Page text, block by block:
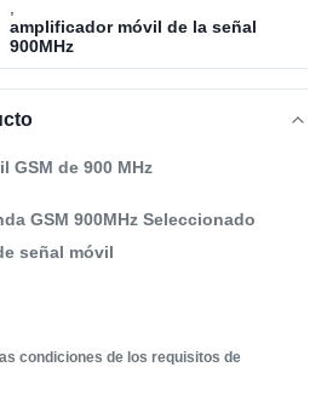
amplificador móvil de la señal
900MHz
GSM de 900 MHz
GSM 900MHz Seleccionado
señal móvil
condiciones de los requisitos de